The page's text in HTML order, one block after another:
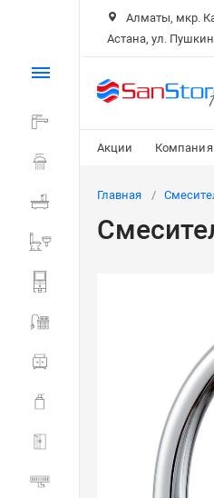
Алматы, мкр.
Астана, ул.
Акции Компания
Ванна
Санитарная
Мебель для ванной
Аксессуары для
Душевые ограждения
Трапы
Главная